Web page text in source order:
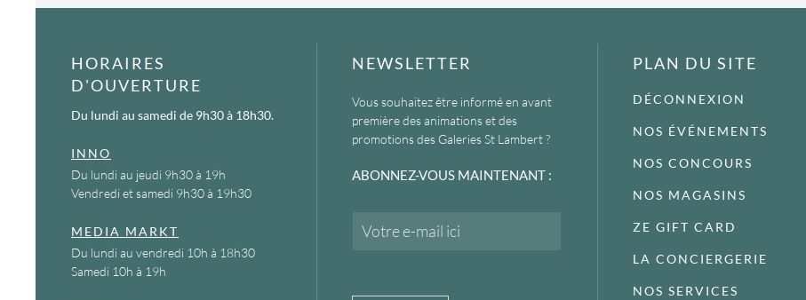
HORAIRES
D'OUVERTURE
Du lundi au samedi de 9h30 à 18h30.
INNO
Du lundi au jeudi 9h30 à 19h
Vendredi et samedi 9h30 à 19h30
MEDIA MARKT
Du lundi au vendredi 10h à 18h30
Samedi 10h à 19h
NEWSLETTER
Vous souhaitez être informé en avant
première des animations et des
promotions des Galeries St Lambert ?
ABONNEZ-VOUS MAINTENANT :
PLAN DU SITE
DÉCONNEXION
NOS ÉVÉNEMENTS
NOS CONCOURS
NOS MAGASINS
ZE GIFT CARD
LA CONCIERGERIE
NOS SERVICES